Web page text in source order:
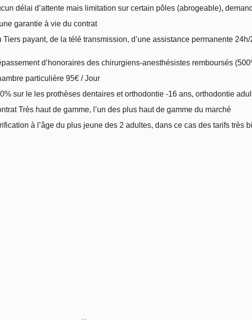
délai d’attente mais limitation sur certain pôles (abrogeable),
garantie à vie du contrat
Tiers payant, de la télé transmission, d’une assistance permanente 24h/
d’honoraires des chirurgiens-anesthésistes remboursés
particulière 95€ / Jour
sur le les prothèses dentaires et orthodontie -16 ans, orthodontie
Très haut de gamme, l’un des plus haut de gamme du marché
à l’âge du plus jeune des 2 adultes, dans ce cas des tarifs très